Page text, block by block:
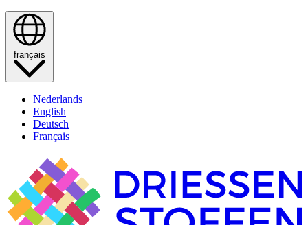
français
Nederlands
English
Deutsch
Français